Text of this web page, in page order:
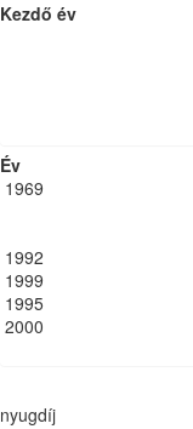
Kezdő év
Év
1969
1992
1999
1995
2000
nyugdíj